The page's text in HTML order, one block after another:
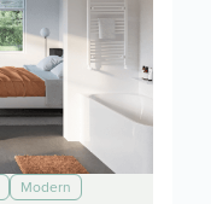
Modern